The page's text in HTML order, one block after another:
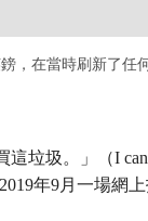
，在當時刷新了任
垃圾。」（I
年9月一場網